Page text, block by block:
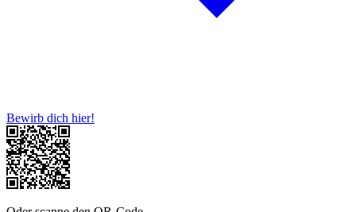
Bewirb dich hier!